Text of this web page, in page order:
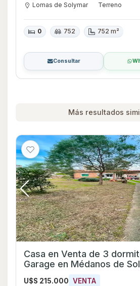
Lomas de Solymar Terreno
0 752 752 m²
Consultar
Más resultados
Casa en Venta de 3
Garage en Médanos de
Canelones
U$S 215.000 VENTA